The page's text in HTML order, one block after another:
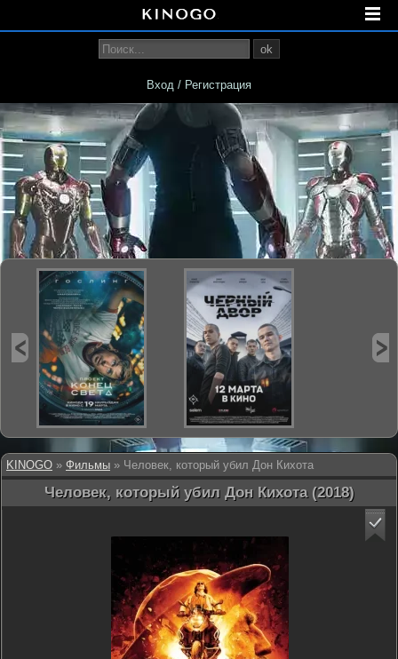
KINOGO » Фильмы » Человек, который убил Дон Кихота
Человек, который убил Дон Кихота (2018)
ok
Вход / Регистрация